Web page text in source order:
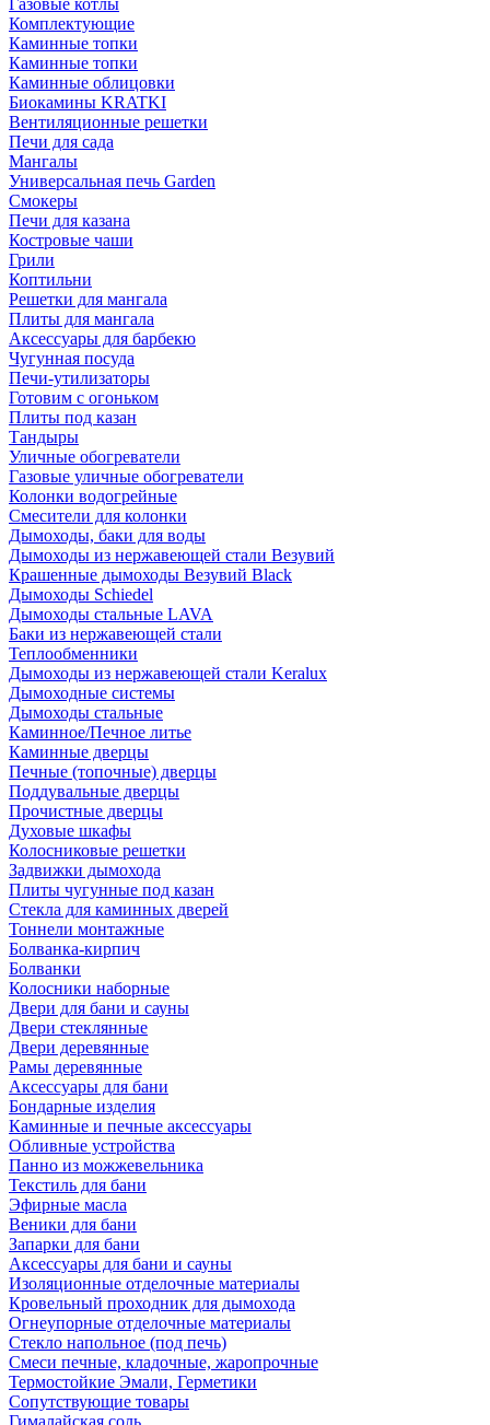
Газовые котлы
Комплектующие
Каминные топки
Каминные топки
Каминные облицовки
Биокамины KRATKI
Вентиляционные решетки
Печи для сада
Мангалы
Универсальная печь Garden
Смокеры
Печи для казана
Костровые чаши
Грили
Коптильни
Решетки для мангала
Плиты для мангала
Аксессуары для барбекю
Чугунная посуда
Печи-утилизаторы
Готовим с огоньком
Плиты под казан
Тандыры
Уличные обогреватели
Газовые уличные обогреватели
Колонки водогрейные
Смесители для колонки
Дымоходы, баки для воды
Дымоходы из нержавеющей стали Везувий
Крашенные дымоходы Везувий Black
Дымоходы Schiedel
Дымоходы стальные LAVA
Баки из нержавеющей стали
Теплообменники
Дымоходы из нержавеющей стали Keralux
Дымоходные системы
Дымоходы стальные
Каминное/Печное литье
Каминные дверцы
Печные (топочные) дверцы
Поддувальные дверцы
Прочистные дверцы
Духовые шкафы
Колосниковые решетки
Задвижки дымохода
Плиты чугунные под казан
Стекла для каминных дверей
Тоннели монтажные
Болванка-кирпич
Болванки
Колосники наборные
Двери для бани и сауны
Двери стеклянные
Двери деревянные
Рамы деревянные
Аксессуары для бани
Бондарные изделия
Каминные и печные аксессуары
Обливные устройства
Панно из можжевельника
Текстиль для бани
Эфирные масла
Веники для бани
Запарки для бани
Аксессуары для бани и сауны
Изоляционные отделочные материалы
Кровельный проходник для дымохода
Огнеупорные отделочные материалы
Стекло напольное (под печь)
Смеси печные, кладочные, жаропрочные
Термостойкие Эмали, Герметики
Сопутствующие товары
Гималайская соль